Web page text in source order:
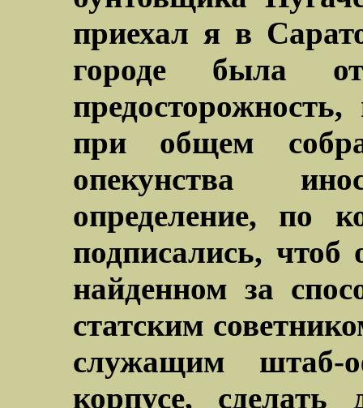
приехал я в
городе была
при общем
опекунства
определение, по
подписались, чтоб
найденном за
статским
служащим штаб-
корпусе,